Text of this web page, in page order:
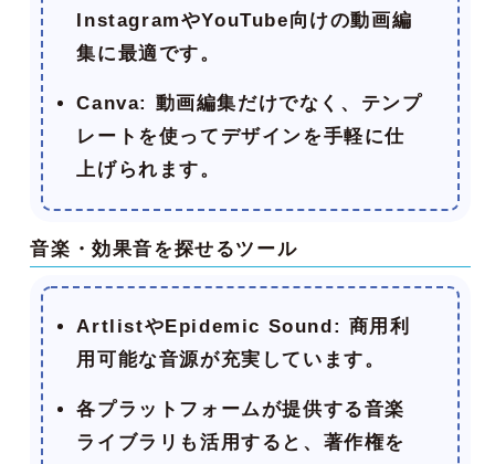
InstagramやYouTube向けの動画編
集に最適です。
Canva: 動画編集だけでなく、テンプ
レートを使ってデザインを手軽に仕
上げられます。
音楽・効果音を探せるツール
Artlistや Epidemic Sound : 商用利
用可能な音源が充実しています。
各プラットフォームが提供する音楽
ライブラリも活用すると、著作権を